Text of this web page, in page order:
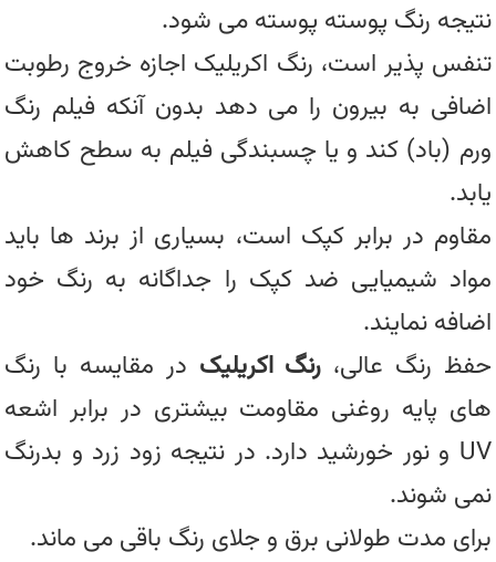
نتیجه رنگ پوسته پوسته می شود.
تنفس پذیر است، رنگ اکریلیک اجازه خروج رطوبت
اضافی به بیرون را می دهد بدون آنکه فیلم رنگ
ورم (باد) کند و یا چسبندگی فیلم به سطح کاهش
یابد.
مقاوم در برابر کپک است، بسیاری از برند ها باید
مواد شیمیایی ضد کپک را جداگانه به رنگ خود
اضافه نمایند.
حفظ رنگ عالی، رنگ اکریلیک در مقایسه با رنگ
های پایه روغنی مقاومت بیشتری در برابر اشعه
UV و نور خورشید دارد. در نتیجه زود زرد و بدرنگ
نمی شوند.
برای مدت طولانی برق و جلای رنگ باقی می ماند.